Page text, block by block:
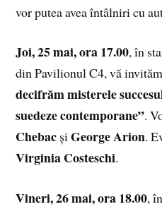
vor putea avea întâlniri cu
Joi, 25 mai, ora 17.00, în
din Pavilionul C4, vă
decifrăm misterele
suedeze contemporane”.
Chebac șiGeorge Arion.
Virginia Costeschi.
Vineri, 26 mai, ora 18.00,